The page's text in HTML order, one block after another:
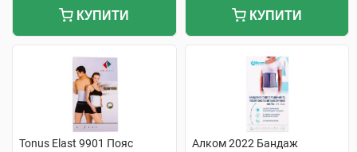
КУПИТИ КУПИТИ
Tonus Elast 9901 Пояс
Алком 2022 Бандаж